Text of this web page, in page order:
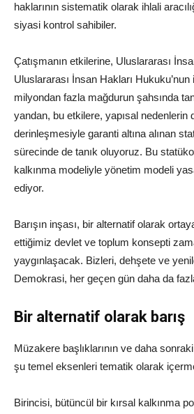
haklarının sistematik olarak ihlali
siyasi kontrol sahibiler.
Çatışmanın etkilerine, Uluslararası
Uluslararası İnsan Hakları
milyondan fazla mağdurun şahsında
yandan, bu etkilere, yapısal nedenlerin
derinleşmesiyle garanti altına alınan
sürecinde de tanık oluyoruz. Bu
kalkınma modeliyle yönetim modeli
ediyor.
Barışın inşası, bir alternatif olarak
ettiğimiz devlet ve toplum konsepti
yaygınlaşacak. Bizleri, dehşete ve
Demokrasi, her geçen gün daha da
Bir alternatif olarak barış
Müzakere başlıklarının ve daha
şu temel eksenleri tematik olarak
Birincisi, bütüncül bir kırsal kalkınma